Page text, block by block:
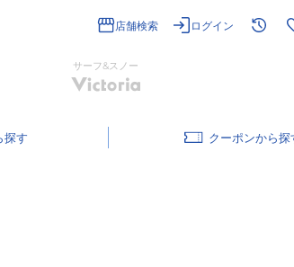
店舗検索 ログイン
サーフ&スノー
クーポン